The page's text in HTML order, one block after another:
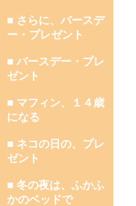
■ さらに、バースデ
ー・プレゼント
■ バースデー・プレ
ゼント
■ マフィン、１４歳
になる
■ ネコの日の、プレ
ゼント
■ 冬の夜は、ふかふ
かのベッドで